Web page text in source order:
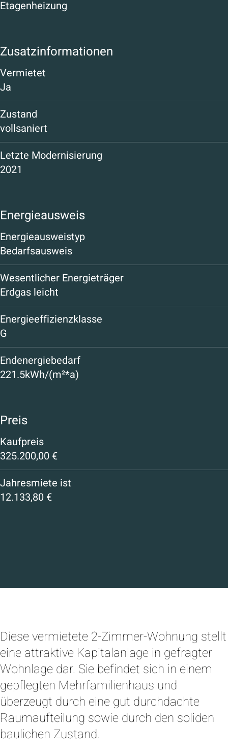
Etagenheizung
Zusatzinformationen
Vermietet
Ja
Zustand
vollsaniert
Letzte Modernisierung
2021
Energieausweis
Energieausweistyp
Bedarfsausweis
Wesentlicher Energieträger
Erdgas leicht
Energieeffizienzklasse
G
Endenergiebedarf
221.5kWh/(m²*a)
Preis
Kaufpreis
325.200,00 €
Jahresmiete ist
12.133,80 €
Diese vermietete 2-Zimmer-Wohnung stellt
eine attraktive Kapitalanlage in gefragter
Wohnlage dar. Sie befindet sich in einem
gepflegten Mehrfamilienhaus und
überzeugt durch eine gut durchdachte
Raumaufteilung sowie durch den soliden
baulichen Zustand.